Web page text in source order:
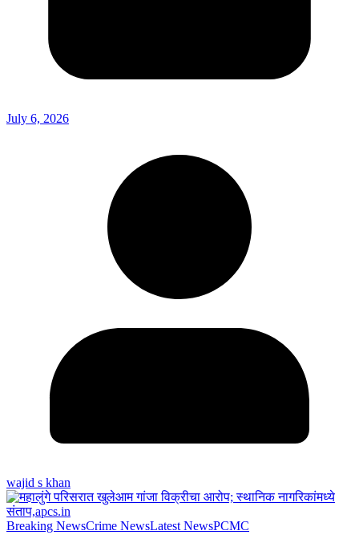
July 6, 2026
wajid s khan
Breaking NewsCrime NewsLatest NewsPCMC